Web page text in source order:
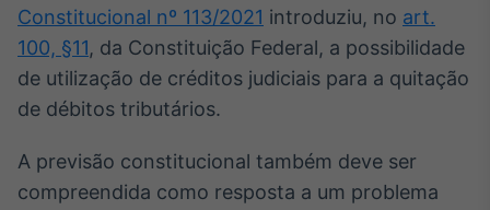
Broadcast
Datafeed
APIs para
integração de
Constitucional nº 113/2021 introduziu, no art.
100, §11, da Constituição Federal, a possibilidade
de utilização de créditos judiciais para a quitação
de débitos tributários.
A previsão constitucional também deve ser
compreendida como resposta a um problema